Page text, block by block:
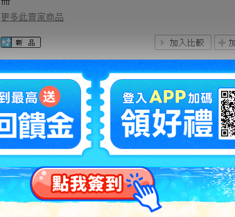
更多此賣家商品
覚悟の磨き方 超訳 吉田松陰 サンクチュアリ出版
更多此賣家商品
消防設備士 第1類 甲種・乙種(令和7年 上巻) 公論出版